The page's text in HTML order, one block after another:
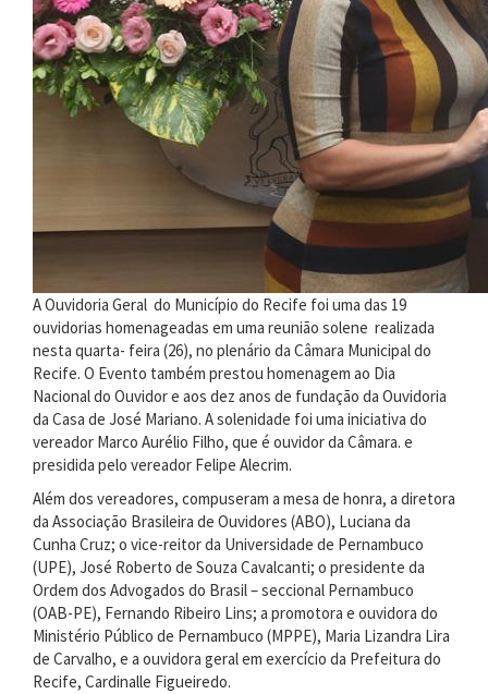
A Ouvidoria Geral do Município do Recife foi uma das 19
ouvidorias homenageadas em uma reunião solene realizada
nesta quarta- feira (26), no plenário da Câmara Municipal do
Recife. O Evento também prestou homenagem ao Dia
Nacional do Ouvidor e aos dez anos de fundação da Ouvidoria
da Casa de José Mariano. A solenidade foi uma iniciativa do
vereador Marco Aurélio Filho, que é ouvidor da Câmara. e
presidida pelo vereador Felipe Alecrim.
Além dos vereadores, compuseram a mesa de honra, a diretora
da Associação Brasileira de Ouvidores (ABO), Luciana da
Cunha Cruz; o vice-reitor da Universidade de Pernambuco
(UPE), José Roberto de Souza Cavalcanti; o presidente da
Ordem dos Advogados do Brasil – seccional Pernambuco
(OAB-PE), Fernando Ribeiro Lins; a promotora e ouvidora do
Ministério Público de Pernambuco (MPPE), Maria Lizandra Lira
de Carvalho, e a ouvidora geral em exercício da Prefeitura do
Recife, Cardinalle Figueiredo.